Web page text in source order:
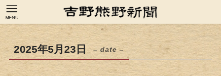
MENU
2025年5月23日 – date –